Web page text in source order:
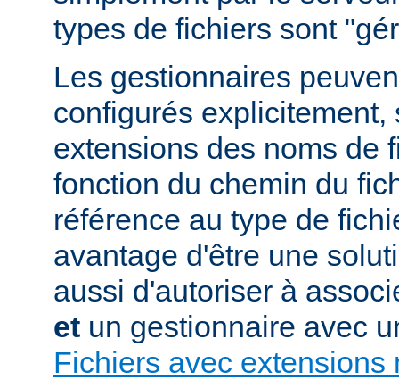
types de fichiers sont
Les gestionnaires
configurés explicitement,
extensions des noms de
fonction du chemin du
référence au type de
avantage d'être une
aussi d'autoriser à
et un gestionnaire avec
Fichiers avec extensions